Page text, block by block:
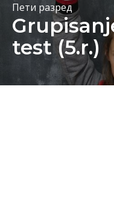
Пети разред
test (5.r.)